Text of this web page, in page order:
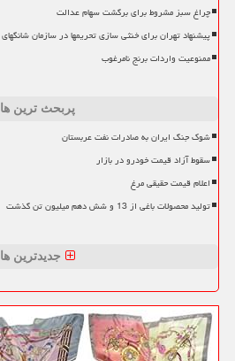
چراغ سبز مشروط برای برگشت سهام عدالت
پیشنهاد تهران برای خنثی سازی تحریمها در سازمان شانگهای
ممنوعیت واردات برنج نامرغوب
پربحث ترین ها
شوک جنگ ایران به صادرات نفت عربستان
سقوط آزاد قیمت خودرو در بازار
اعلام قیمت حقیقی مرغ
تولید محصولات باغی از 13 و شش دهم میلیون تن گذشت
جدیدترین ها